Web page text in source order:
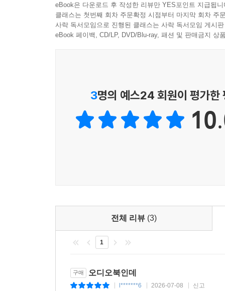
eBook은 다운로드 후 작성한 리뷰만 YES포인트 지급됩니
클래스는 첫번째 회차 주문확정 시점부터 마지막 회차 주
사락 독서모임으로 진행된 클래스는 사락 독서모임 게시
eBook 페이백, CD/LP, DVD/Blu-ray, 패션 및 판매금지 상
3명의 예스24 회원이 평가한
전체 리뷰 (3)
1
구매 오디오북인데
l*******6 2026-07-08 신고